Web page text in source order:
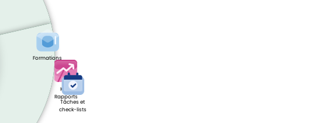
Formations
KPI &
Rapports
Tâches et
check-lists